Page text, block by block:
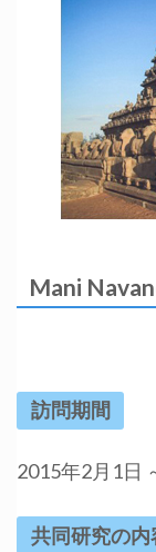
Mani
訪問期間
2015年2月1日
共同研究の内